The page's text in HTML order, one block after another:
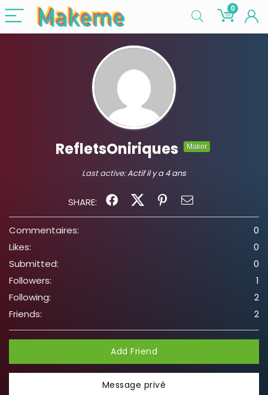
0
RefletsOniriques Maker
Last active:Actif il y a 4 ans
SHARE:
Commentaires:
0
Likes:
0
Submitted:
0
Followers:
1
Following:
2
Friends:
2
Add Friend
Message privé